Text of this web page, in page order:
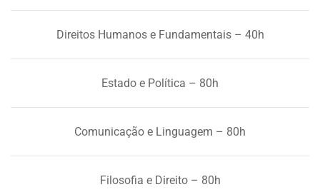
Direitos Humanos e Fundamentais – 40h
Estado e Política – 80h
Comunicação e Linguagem – 80h
Filosofia e Direito – 80h